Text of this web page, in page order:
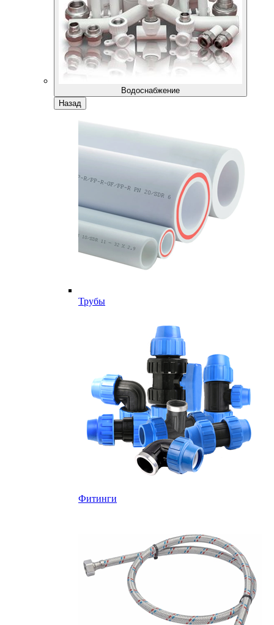
Водоснабжение
Назад
Трубы
Фитинги